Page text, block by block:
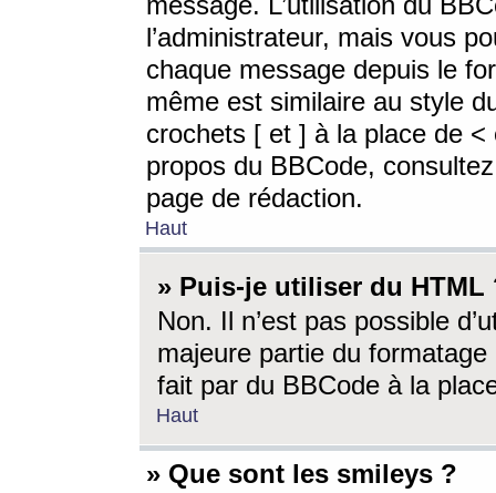
l’administrateur, mais vous
chaque message depuis le
même est similaire au style
crochets [ et ] à la place de <
propos du BBCode,
page de rédaction.
Haut
» Puis-je utiliser du HTML
Non. Il n’est pas possible
majeure partie du
fait par du BBCode à la
Haut
» Que sont les smileys ?